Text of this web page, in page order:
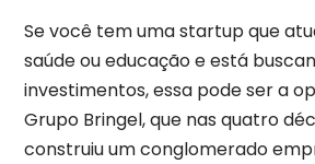
Se você tem uma startup que
saúde ou educação e está
investimentos, essa pode ser a
Grupo Bringel, que nas quatro
construiu um conglomerado